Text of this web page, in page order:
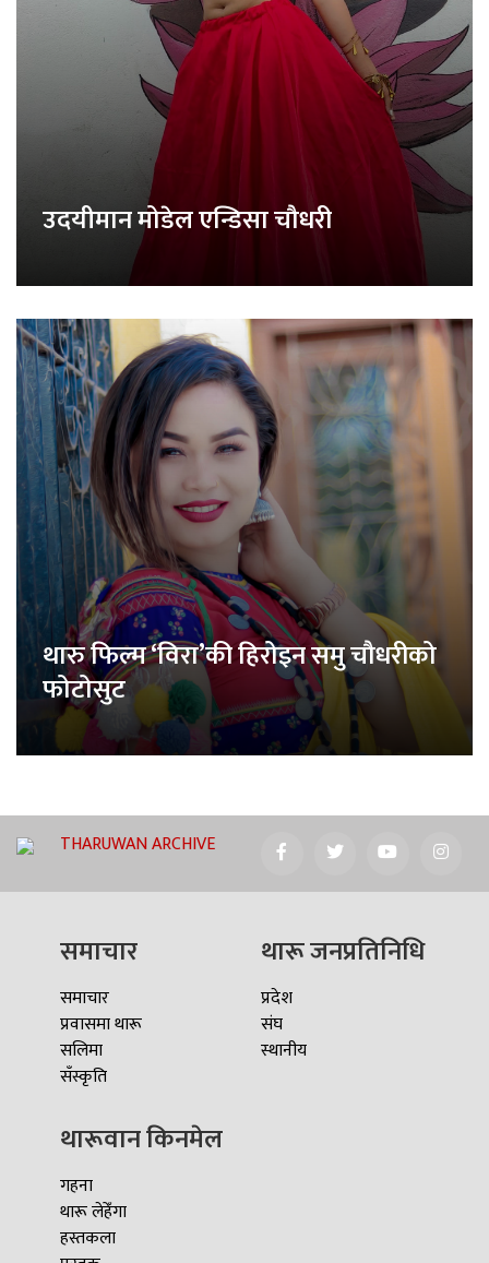
उदयीमान मोडेल एन्डिसा चौधरी
थारु फिल्म ‘विरा’की हिरोइन समु चौधरीको
फोटोसुट
THARUWAN ARCHIVE
समाचार
समाचार
प्रवासमा थारू
सलिमा
सँस्कृति
थारू जनप्रतिनिधि
प्रदेश
संघ
स्थानीय
थारूवान किनमेल
गहना
थारू लेहेँगा
हस्तकला